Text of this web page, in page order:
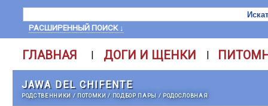
РАСШИРЕННЫЙ ПОИСК ↓
ГЛАВНАЯ | ДОГИ И ЩЕНКИ |
JAWA DEL CHIFENTE
РОДСТВЕННИКИ / ПОТОМКИ/ ПОДБОР ПАРЫ / РОДОСЛОВНАЯ